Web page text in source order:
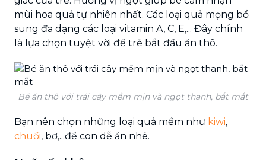
mùi hoa quả tự nhiên nhất. Các loại quả mọng bổ
sung đa dạng các loại vitamin A, C, E,... Đây chính
là lựa chọn tuyệt vời để trẻ bắt đầu ăn thô.
Bé ăn thô với trái cây mềm mịn và ngọt thanh, bắt mắt
Bạn nên chọn những loại quả mềm như kiwi,
chuối, bơ,...để con dễ ăn nhé.